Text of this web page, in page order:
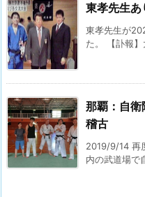
東孝先生あ
東孝先生が
た。 【訃報
那覇：自衛
稽古
2019/9/14 再
内の武道場で